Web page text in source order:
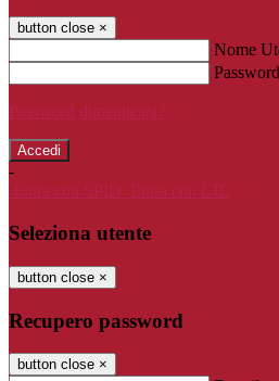
button close ×
Nome
Password
Password dimenticata?
-
Entra con SPID
Entra con CIE
Seleziona utente
button close ×
Recupero password
button close ×